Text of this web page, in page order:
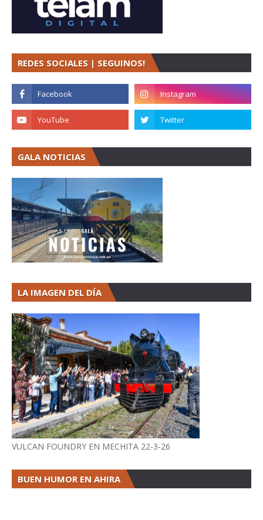
REDES SOCIALES | SEGUINOS!
GALA NOTICIAS
LA IMAGEN DEL DÍA
VULCAN FOUNDRY EN MECHITA 22-3-26
BUEN HUMOR EN AHIRA